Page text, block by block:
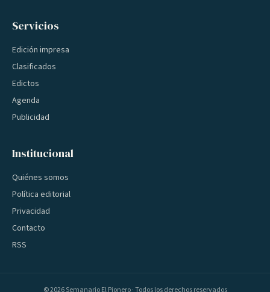
Servicios
Edición impresa
Clasificados
Edictos
Agenda
Publicidad
Institucional
Quiénes somos
Política editorial
Privacidad
Contacto
RSS
©2026Semanario El Pionero · Todos los derechos reservados